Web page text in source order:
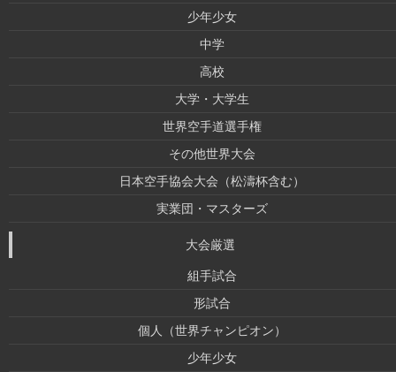
少年少女
中学
高校
大学・大学生
世界空手道選手権
その他世界大会
日本空手協会大会（松濤杯含む）
実業団・マスターズ
大会厳選
組手試合
形試合
個人（世界チャンピオン）
少年少女